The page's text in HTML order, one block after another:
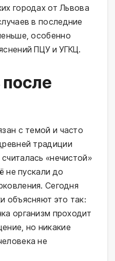
городах от Львова
в последние
особенно
ПЦУ и УГКЦ.
с темой и часто
традиции
«нечистой»
не пускали до
Сегодня
объясняют это так:
организм проходит
но никакие
не